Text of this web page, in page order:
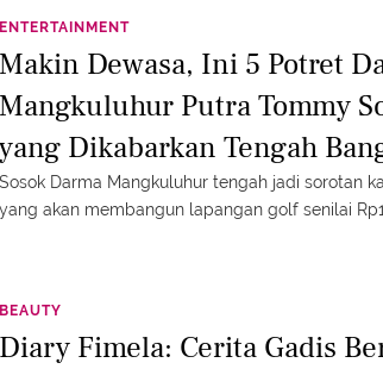
ENTERTAINMENT
Makin Dewasa, Ini 5 Potret
Mangkuluhur Putra Tommy
yang Dikabarkan Tengah
Lapangan Golf Rp12 Miliar
Sosok Darma Mangkuluhur tengah jadi sorotan
yang akan membangun lapangan golf senilai
BEAUTY
Diary Fimela: Cerita Gadis